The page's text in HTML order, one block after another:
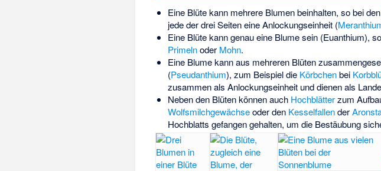
Eine Blüte kann mehrere Blumen beinhalten, so bei den
jede der drei Seiten eine Anlockungseinheit (
Eine Blüte kann genau eine Blume sein (Euanthium),
Primelnoder Mohn.
Eine Blume kann aus mehreren Blüten
(Pseudanthium), zum Beispiel die Körbchenbei
zusammen als Anlockungseinheit und dienen als
Neben den Blüten können auch Hochblätterzum
Wolfsmilchgewächseoder den Kesselfallender
Hochblatts gefangen gehalten, um die Bestäubung